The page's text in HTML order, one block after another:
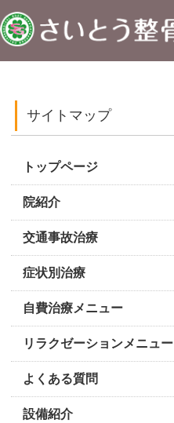
サイトマップ
トップページ
院紹介
交通事故治療
症状別治療
自費治療メニュー
リラクゼーションメニュー
よくある質問
設備紹介